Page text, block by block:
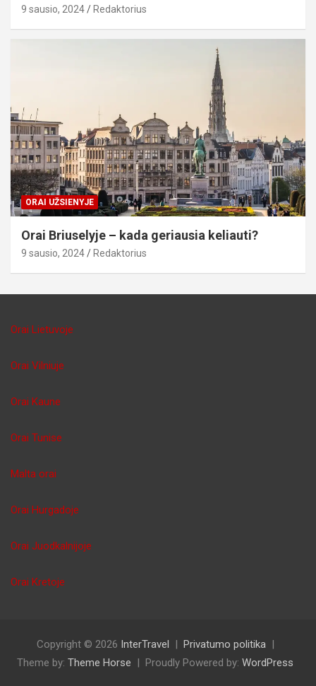
9 sausio, 2024 Redaktorius
ORAI UŽSIENYJE
Orai Briuselyje – kada geriausia keliauti?
9 sausio, 2024 Redaktorius
Orai Lietuvoje
Orai Vilniuje
Orai Kaune
Orai Tunise
Malta orai
Orai Hurgadoje
Orai Juodkalnijoje
Orai Kretoje
Copyright © 2026 InterTravel
Privatumo politika
Theme by: Theme Horse Proudly Powered by: WordPress